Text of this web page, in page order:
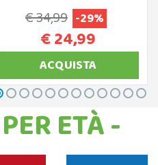
€ 34,99 -29%
€ 24,99
ACQUISTA
ETÀ -